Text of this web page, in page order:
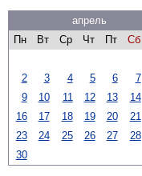
апрель
Пн
Вт Ср Чт Пт Сб
2
3 4 5 6 7
9
10 11 12 13 14
16
17 18 19 20 21
23
24 25 26 27 28
30